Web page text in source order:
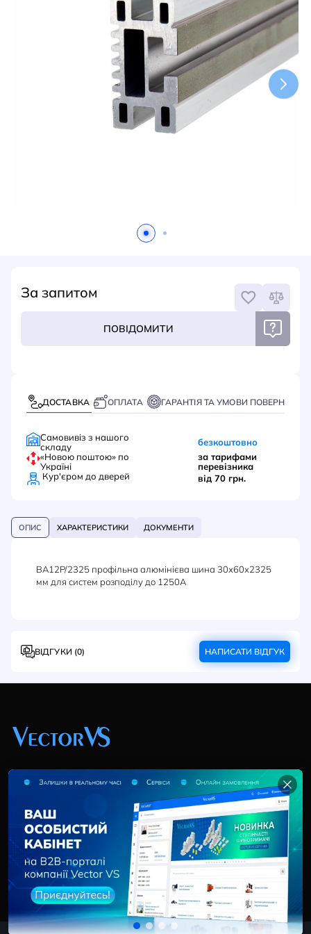
СИСТЕМИ ШИНОПРОВОДІВ ТА СТРУМОПРОВОДІВ
За запитом
ПОВІДОМИТИ
ДОСТАВКА ОПЛАТА ГАРАНТІЯ ТА УМОВИ ПОВЕРНЕННЯ
Самовивіз з нашого
складу
безкоштовно
«Новою поштою» по
Україні
за тарифами
перевізника
Кур'єром до дверей від 70 грн.
ОПИС ХАРАКТЕРИСТИКИ ДОКУМЕНТИ
BA12P/2325 профільна алюмінієва шина 30х60х2325
мм для систем розподілу до 1250А
ВІДГУКИ (0) НАПИСАТИ ВІДГУК
+38 (044) 369 51 57
02095, Україна, м. Київ, вул. Трускавецька, 10-В, оф.
info@vector-vs.com